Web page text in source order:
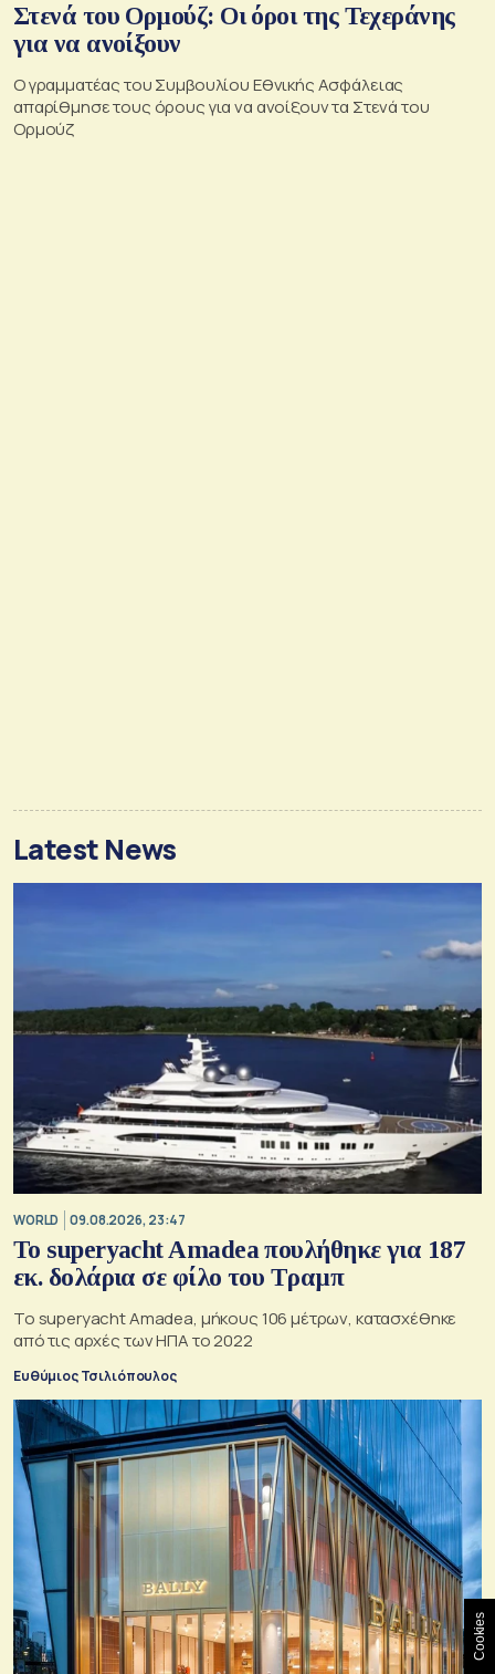
Στενά του Ορμούζ: Οι όροι της Τεχεράνης
για να ανοίξουν
Ο γραμματέας του Συμβουλίου Εθνικής Ασφάλειας
απαρίθμησε τους όρους για να ανοίξουν τα Στενά του
Ορμούζ
Latest News
WORLD 09.08.2026, 23:47
To superyacht Amadea πουλήθηκε για 187
εκ. δολάρια σε φίλο του Τραμπ
Το superyacht Amadea, μήκους 106 μέτρων, κατασχέθηκε
από τις αρχές των ΗΠΑ το 2022
Ευθύμιος Τσιλιόπουλος
Cookies